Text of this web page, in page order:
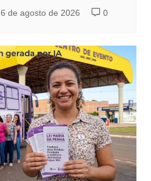
6 de agosto de 2026 0